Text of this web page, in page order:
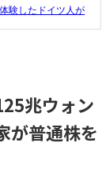
兆ウォン
が普通株を